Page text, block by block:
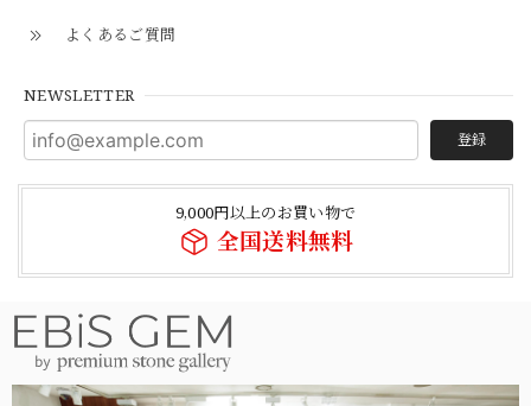
よくあるご質問
NEWSLETTER
登録
9,000円以上のお買い物で
全国送料無料